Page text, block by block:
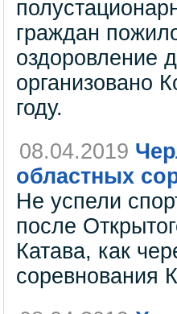
граждан
оздоровление
организовано
году.
08.04.2019
областных
Не успели
после
Катава, как
соревнования